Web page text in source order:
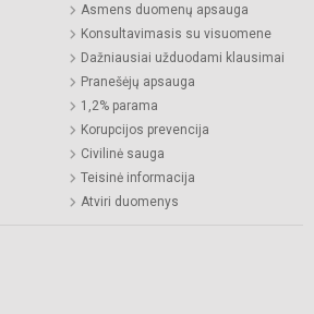
Asmens duomenų apsauga
Konsultavimasis su visuomene
Dažniausiai užduodami klausimai
Pranešėjų apsauga
1,2% parama
Korupcijos prevencija
Civilinė sauga
Teisinė informacija
Atviri duomenys